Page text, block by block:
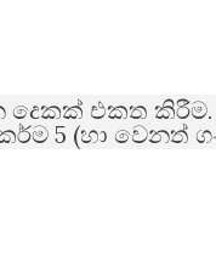
දෙකක් එකතු කිරීම,
5 (හා වෙනත්